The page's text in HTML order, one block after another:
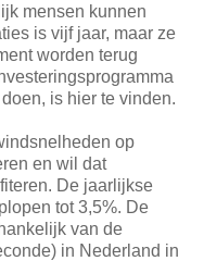
mensen kunnen
is vijf jaar, maar ze
worden terug
is hier te vinden.
op
en wil dat
De jaarlijkse
tot 3,5%. De
van de
in Nederland in